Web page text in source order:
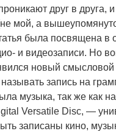
друг в друга,
мой, а
была посвящена в
и видеозаписи. Но
новый смысловой
запись на
музыка, так же как
Versatile Disc, —
записаны кино,